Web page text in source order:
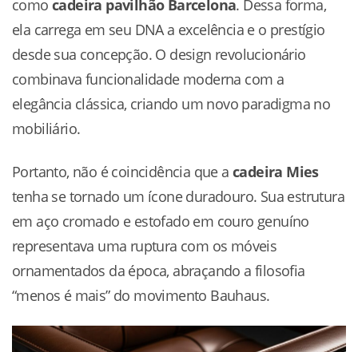
como cadeira pavilhão Barcelona. Dessa forma,
ela carrega em seu DNA a excelência e o prestígio
desde sua concepção. O design revolucionário
combinava funcionalidade moderna com a
elegância clássica, criando um novo paradigma no
mobiliário.
Portanto, não é coincidência que a cadeira Mies
tenha se tornado um ícone duradouro. Sua estrutura
em aço cromado e estofado em couro genuíno
representava uma ruptura com os móveis
ornamentados da época, abraçando a filosofia
“menos é mais” do movimento Bauhaus.